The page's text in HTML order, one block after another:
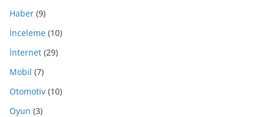
Haber (9)
İnceleme (10)
İnternet (29)
Mobil (7)
Otomotiv (10)
Oyun (3)